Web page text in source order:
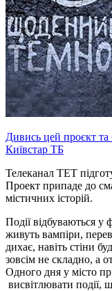
Дивись цей проєкт та
Київстар ТБ
Телеканал ТЕТ
Проект припаде до
містичних історій.
Події відбуваються
живуть вампіри,
дихає, навіть стіни
зовсім не складно, а
Одного дня у місто
висвітлювати події,